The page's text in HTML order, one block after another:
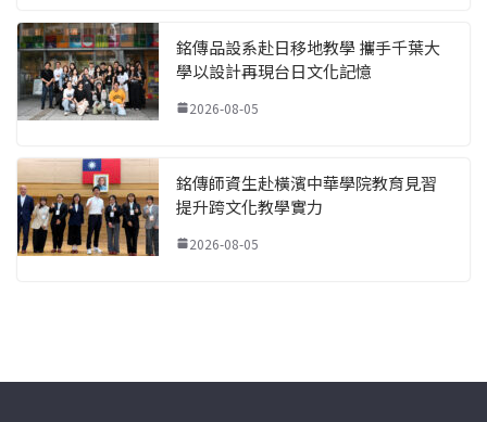
銘傳品設系赴日移地教學 攜手千葉大
學以設計再現台日文化記憶
2026-08-05
銘傳師資生赴橫濱中華學院教育見習
提升跨文化教學實力
2026-08-05